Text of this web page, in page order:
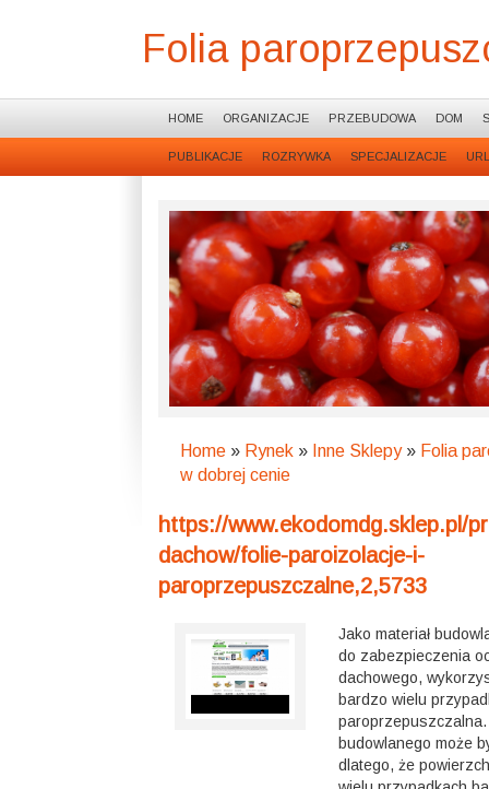
Folia
HOME ORGANIZACJE PRZEBUDOWA DOM
PUBLIKACJE ROZRYWKA SPECJALIZACJE
Home » Rynek » Inne Sklepy» Folia
w dobrej cenie
https://www.ekodomdg.sklep.pl/
dachow/folie-paroizolacje-i-
paroprzepuszczalne,2,5733
Jako materiał
do zabezpieczenia
dachowego,
bardzo wielu
paroprzepuszczalna.
budowlanego może
dlatego, że